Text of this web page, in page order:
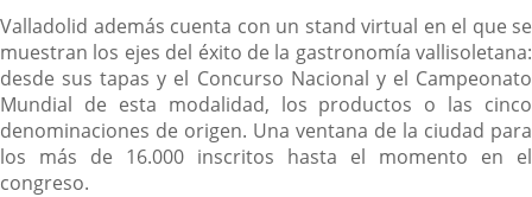
Valladolid además cuenta con un stand virtual en el que se
muestran los ejes del éxito de la gastronomía vallisoletana:
desde sus tapas y el Concurso Nacional y el Campeonato
Mundial de esta modalidad, los productos o las cinco
denominaciones de origen. Una ventana de la ciudad para
los más de 16.000 inscritos hasta el momento en el
congreso.